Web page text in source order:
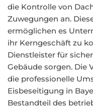
die Kontrolle von
Zuwegungen an.
ermöglichen es
ihr Kerngeschäft zu
Dienstleister für
Gebäude sorgen. Die
die professionelle
Eisbeseitigung in
Bestandteil des